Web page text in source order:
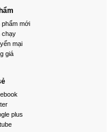
phẩm mới
chạy
mại
giá
plus